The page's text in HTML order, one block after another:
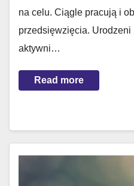
na celu. Ciągle pracują i
przedsięwzięcia. Urodzeni
aktywni…
Read more